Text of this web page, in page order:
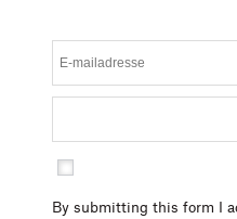
By submitting this form I